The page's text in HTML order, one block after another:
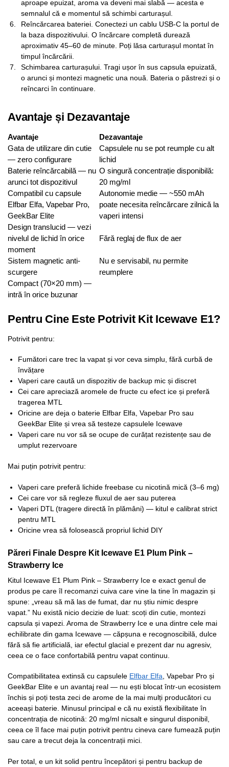
aproape epuizat, aroma va deveni mai slabă — acesta e
semnalul că e momentul să schimbi carturașul.
Reîncărcarea bateriei. Conectezi un cablu USB-C la portul de
la baza dispozitivului. O încărcare completă durează
aproximativ 45–60 de minute. Poți lăsa carturașul montat în
timpul încărcării.
Schimbarea carturașului. Tragi ușor în sus capsula epuizată,
o arunci și montezi magnetic una nouă. Bateria o păstrezi și o
reîncarci în continuare.
Avantaje și Dezavantaje
Avantaje
Dezavantaje
Gata de utilizare din cutie
— zero configurare
Capsulele nu se pot reumple cu alt
lichid
Baterie reîncărcabilă — nu
arunci tot dispozitivul
O singură concentrație disponibilă:
20 mg/ml
Compatibil cu capsule
Elfbar Elfa, Vapebar Pro,
GeekBar Elite
Autonomie medie — ~550 mAh
poate necesita reîncărcare zilnică la
vaperi intensi
Design translucid — vezi
nivelul de lichid în orice
moment
Fără reglaj de flux de aer
Sistem magnetic anti-
scurgere
Nu e servisabil, nu permite
reumplere
Compact (70×20 mm) —
intră în orice buzunar
Pentru Cine Este Potrivit Kit Icewave E1?
Potrivit pentru:
Fumători care trec la vapat și vor ceva simplu, fără curbă de
învățare
Vaperi care caută un dispozitiv de backup mic și discret
Cei care apreciază aromele de fructe cu efect ice și preferă
tragerea MTL
Oricine are deja o baterie Elfbar Elfa, Vapebar Pro sau
GeekBar Elite și vrea să testeze capsulele Icewave
Vaperi care nu vor să se ocupe de curățat rezistențe sau de
umplut rezervoare
Mai puțin potrivit pentru:
Vaperi care preferă lichide freebase cu nicotină mică (3–6 mg)
Cei care vor să regleze fluxul de aer sau puterea
Vaperi DTL (tragere directă în plămâni) — kitul e calibrat strict
pentru MTL
Oricine vrea să folosească propriul lichid DIY
Păreri Finale Despre Kit Icewave E1 Plum Pink –
Strawberry Ice
Kitul Icewave E1 Plum Pink – Strawberry Ice e exact genul de
produs pe care îl recomanzi cuiva care vine la tine în magazin și
spune: „vreau să mă las de fumat, dar nu știu nimic despre
vapat.” Nu există nicio decizie de luat: scoți din cutie, montezi
capsula și vapezi. Aroma de Strawberry Ice e una dintre cele mai
echilibrate din gama Icewave — căpșuna e recognoscibilă, dulce
fără să fie artificială, iar efectul glacial e prezent dar nu agresiv,
ceea ce o face confortabilă pentru vapat continuu.
Compatibilitatea extinsă cu capsulele Elfbar Elfa , Vapebar Pro și
GeekBar Elite e un avantaj real — nu ești blocat într-un ecosistem
închis și poți testa zeci de arome de la mai mulți producători cu
aceeași baterie. Minusul principal e că nu există flexibilitate în
concentrația de nicotină: 20 mg/ml nicsalt e singurul disponibil,
ceea ce îl face mai puțin potrivit pentru cineva care fumează puțin
sau care a trecut deja la concentrații mici.
Per total, e un kit solid pentru începători și pentru backup de